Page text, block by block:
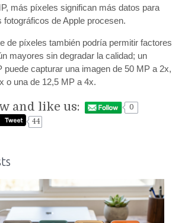
más píxeles significan más datos para
fotográficos de Apple procesen.
de píxeles también podría permitir factores
mayores sin degradar la calidad; un
puede capturar una imagen de 50 MP a 2x,
o una de 12,5 MP a 4x.
and like us:
0
44